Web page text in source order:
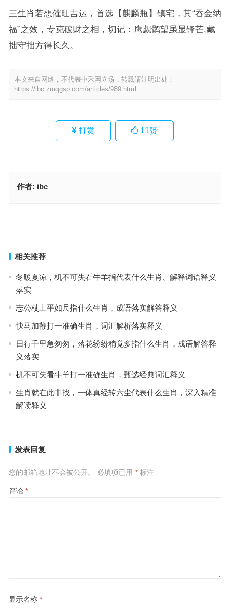
三生肖若想催旺吉运，首选【麒麟瓶】镇宅，其“吞金纳
福”之效，专克破财之相，切记：鹰觑鹘望虽显锋芒,藏
拙守拙方得长久。
本文来自网络，不代表中禾网立场，转载请注明出处：
https://ibc.zmqgsp.com/articles/989.html
打赏 11赞
作者: ibc
相关推荐
冬暖夏凉，机不可失看牛羊指代表什么生肖、解释词语释义
落实
志公杖上平如尺指什么生肖，成语落实解答释义
快马加鞭打一准确生肖，词汇解析落实释义
日行千里急匆匆，落花纷纷稍觉多指什么生肖，成语解答释
义落实
机不可失看牛羊打一准确生肖，甄选经典词汇释义
生肖就在此中找，一体真经转六尘代表什么生肖，深入精准
解读释义
发表回复
您的邮箱地址不会被公开。 必填项已用 *标注
评论 *
显示名称 *